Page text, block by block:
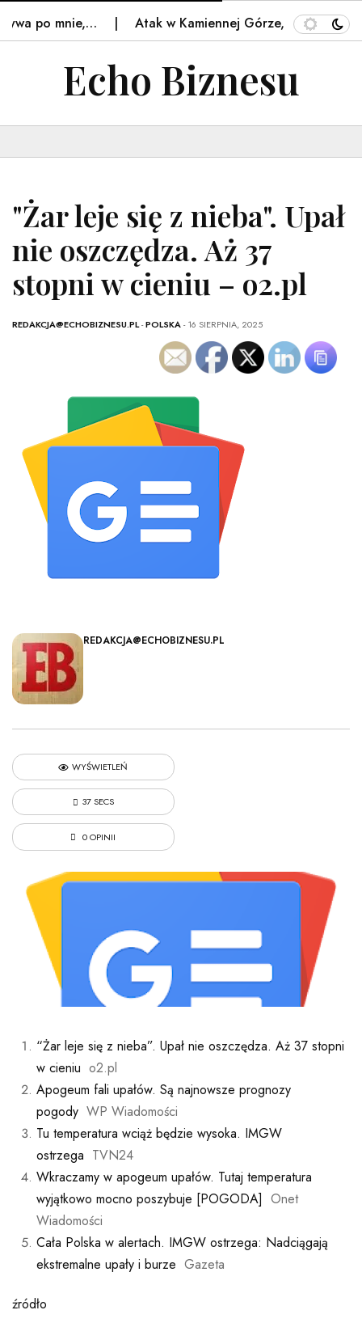
po mnie,… Atak w Kamiennej Górze, 15-latek w
Echo Biznesu
"Żar leje się z nieba". Upał
nie oszczędza. Aż 37
stopni w cieniu – o2.pl
REDAKCJA@ECHOBIZNESU.PL-POLSKA- 16 SIERPNIA, 2025
REDAKCJA@ECHOBIZNESU.PL
WYŚWIETLEŃ
37 SECS
0 OPINII
“Żar leje się z nieba”. Upał nie oszczędza. Aż 37 stopni
w cieniu o2.pl
Apogeum fali upałów. Są najnowsze prognozy
pogody WP Wiadomości
Tu temperatura wciąż będzie wysoka. IMGW
ostrzega TVN24
Wkraczamy w apogeum upałów. Tutaj temperatura
wyjątkowo mocno poszybuje [POGODA] Onet
Wiadomości
Cała Polska w alertach. IMGW ostrzega: Nadciągają
ekstremalne upały i burze Gazeta
źródło